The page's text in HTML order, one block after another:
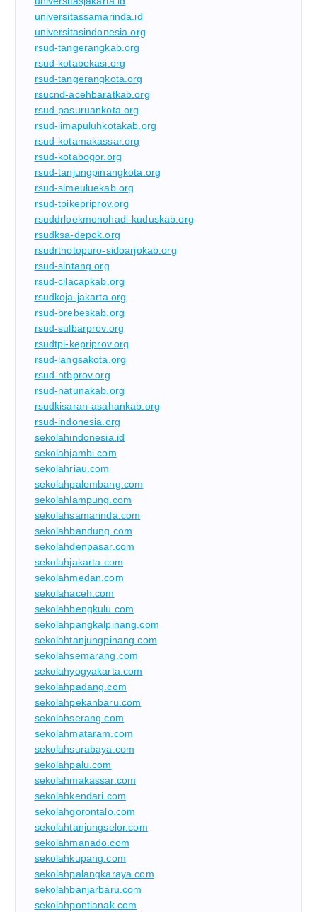
universitassamarinda.id
universitasindonesia.org
rsud-tangerangkab.org
rsud-kotabekasi.org
rsud-tangerangkota.org
rsucnd-acehbaratkab.org
rsud-pasuruankota.org
rsud-limapuluhkotakab.org
rsud-kotamakassar.org
rsud-kotabogor.org
rsud-tanjungpinangkota.org
rsud-simeuluekab.org
rsud-tpikepriprov.org
rsuddrloekmonohadi-kuduskab.org
rsudksa-depok.org
rsudrtnotopuro-sidoarjokab.org
rsud-sintang.org
rsud-cilacapkab.org
rsudkoja-jakarta.org
rsud-brebeskab.org
rsud-sulbarprov.org
rsudtpi-kepriprov.org
rsud-langsakota.org
rsud-ntbprov.org
rsud-natunakab.org
rsudkisaran-asahankab.org
rsud-indonesia.org
sekolahindonesia.id
sekolahjambi.com
sekolahriau.com
sekolahpalembang.com
sekolahlampung.com
sekolahsamarinda.com
sekolahbandung.com
sekolahdenpasar.com
sekolahjakarta.com
sekolahmedan.com
sekolahaceh.com
sekolahbengkulu.com
sekolahpangkalpinang.com
sekolahtanjungpinang.com
sekolahsemarang.com
sekolahyogyakarta.com
sekolahpadang.com
sekolahpekanbaru.com
sekolahserang.com
sekolahmataram.com
sekolahsurabaya.com
sekolahpalu.com
sekolahmakassar.com
sekolahkendari.com
sekolahgorontalo.com
sekolahtanjungselor.com
sekolahmanado.com
sekolahkupang.com
sekolahpalangkaraya.com
sekolahbanjarbaru.com
sekolahpontianak.com